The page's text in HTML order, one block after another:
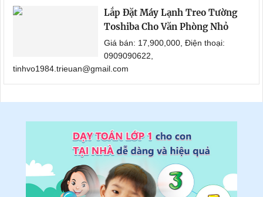
Lắp Đặt Máy Lạnh Treo Tường
Toshiba Cho Văn Phòng Nhỏ
Giá bán: 17,900,000, Điện thoại:
0909090622,
tinhvo1984.trieuan@gmail.com